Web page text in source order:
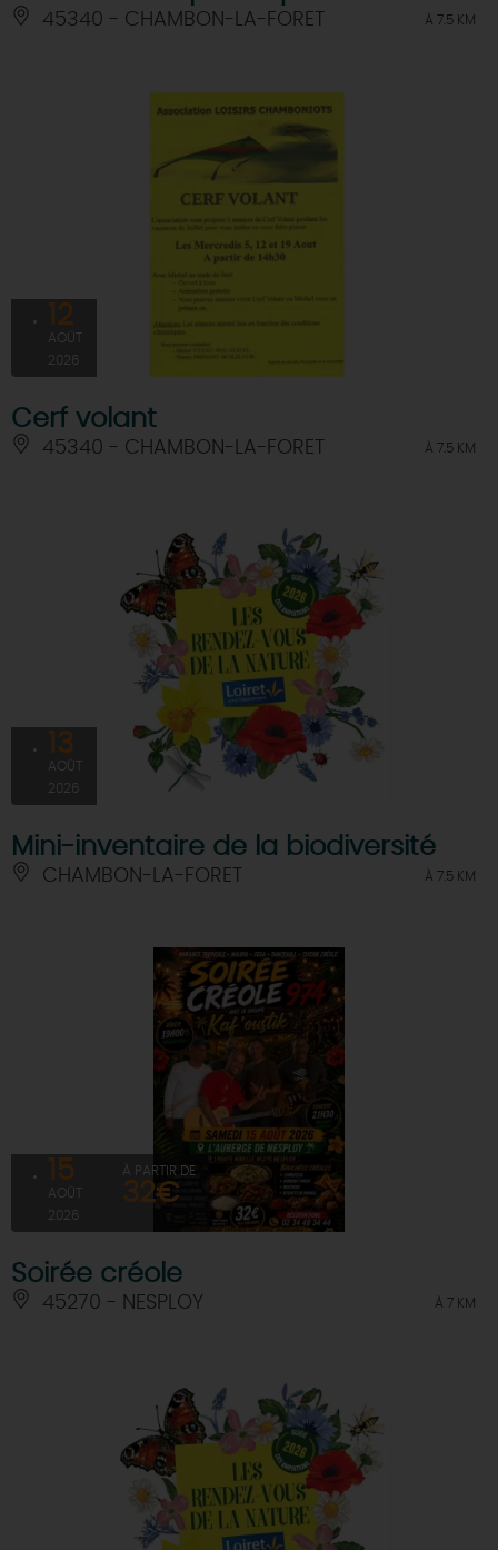
45340 - CHAMBON-LA-FORET À 7.5 KM
12
AOÛT
2026
Cerf volant
45340 - CHAMBON-LA-FORET À 7.5 KM
13
AOÛT
2026
Mini-inventaire de la biodiversité
CHAMBON-LA-FORET À 7.5 KM
15
AOÛT
2026
À PARTIR DE
32€
Soirée créole
45270 - NESPLOY À 7 KM